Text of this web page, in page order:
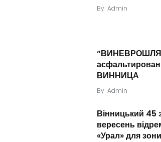
By Admin
ВИННИЦА
By Admin
Вінницький 45
вересень
«Урал» для